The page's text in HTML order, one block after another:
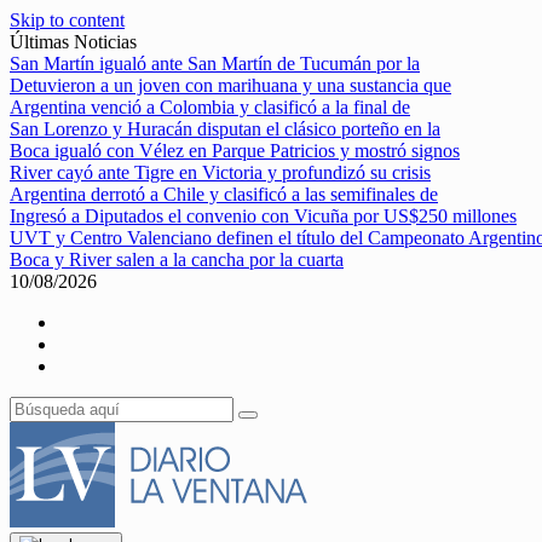
Skip to content
Últimas Noticias
San Martín igualó ante San Martín de Tucumán por la
Detuvieron a un joven con marihuana y una sustancia que
Argentina venció a Colombia y clasificó a la final de
San Lorenzo y Huracán disputan el clásico porteño en la
Boca igualó con Vélez en Parque Patricios y mostró signos
River cayó ante Tigre en Victoria y profundizó su crisis
Argentina derrotó a Chile y clasificó a las semifinales de
Ingresó a Diputados el convenio con Vicuña por US$250 millones
UVT y Centro Valenciano definen el título del Campeonato
Boca y River salen a la cancha por la cuarta
10/08/2026